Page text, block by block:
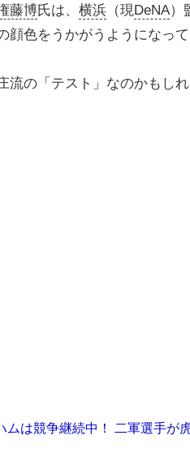
藤博氏は、 横浜 （現DeNA）
顔色をうかがうようになっ
流の「テスト」なのかもし
ムは競争継続中！ 二軍選手が